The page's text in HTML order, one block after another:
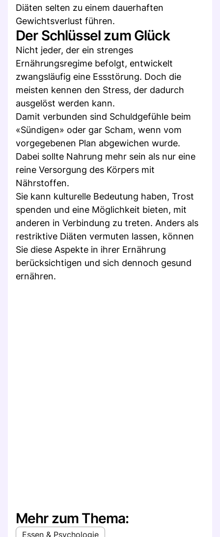
Diäten selten zu einem dauerhaften
Gewichtsverlust führen.
Der Schlüssel zum Glück
Nicht jeder, der ein strenges
Ernährungsregime befolgt, entwickelt
zwangsläufig eine Essstörung. Doch die
meisten kennen den Stress, der dadurch
ausgelöst werden kann.
Damit verbunden sind Schuldgefühle beim
«Sündigen» oder gar Scham, wenn vom
vorgegebenen Plan abgewichen wurde.
Dabei sollte Nahrung mehr sein als nur eine
reine Versorgung des Körpers mit
Nährstoffen.
Sie kann kulturelle Bedeutung haben, Trost
spenden und eine Möglichkeit bieten, mit
anderen in Verbindung zu treten. Anders als
restriktive Diäten vermuten lassen, können
Sie diese Aspekte in ihrer Ernährung
berücksichtigen und sich dennoch gesund
ernähren.
Mehr zum Thema:
Essen & Psychologie